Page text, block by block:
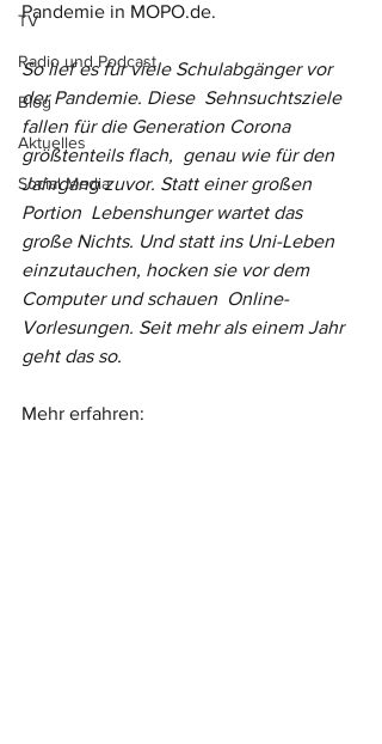
TV
Radio und Podcast
Blog
Aktuelles
Social Media
Pandemie in MOPO.de.
So lief es für viele Schulabgänger vor
der Pandemie. Diese  Sehnsuchtsziele
fallen für die Generation Corona
größtenteils flach,  genau wie für den
Jahrgang zuvor. Statt einer großen
Portion  Lebenshunger wartet das
große Nichts. Und statt ins Uni-Leben
einzutauchen, hocken sie vor dem
Computer und schauen  Online-
Vorlesungen. Seit mehr als einem Jahr
geht das so.
Mehr erfahren: